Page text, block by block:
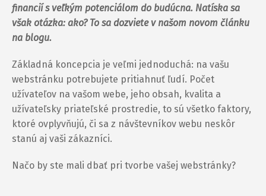
financií s veľkým potenciálom do budúcna. Natíska sa
však otázka: ako? To sa dozviete v našom novom článku
na blogu.
Základná koncepcia je veľmi jednoduchá: na vašu
webstránku potrebujete pritiahnuť ľudí. Počet
užívateľov na vašom webe, jeho obsah, kvalita a
užívateľsky priateľské prostredie, to sú všetko faktory,
ktoré ovplyvňujú, či sa z návštevníkov webu neskôr
stanú aj vaši zákazníci.
Načo by ste mali dbať pri tvorbe vašej webstránky?